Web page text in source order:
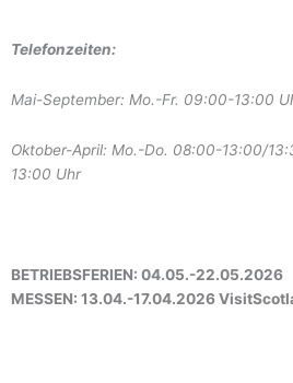
a
c
e
b
o
o
n
s
t
g
r
u
t
b
e
Telefonzeiten:
Mai-September: Mo.-Fr. 09:00-13:00
Oktober-April: Mo.-Do. 08:00-13:00/
13:00 Uhr
BETRIEBSFERIEN: 04.05.-22.05.2026
MESSEN: 13.04.-17.04.2026